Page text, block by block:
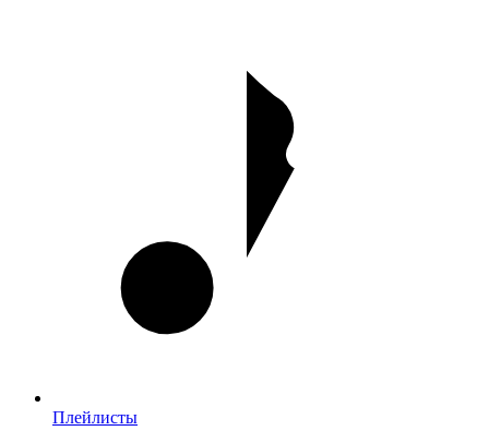
Плейлисты